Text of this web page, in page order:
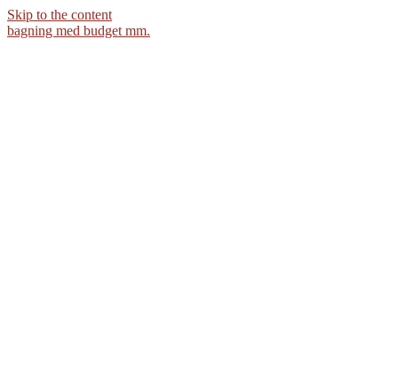
Skip to the content
bagning med budget mm.